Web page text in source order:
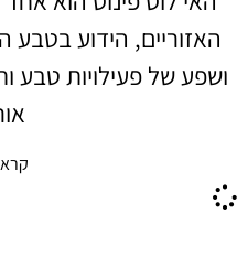
האזוריים, הידוע בטבע
ושפע של פעילויות טבע